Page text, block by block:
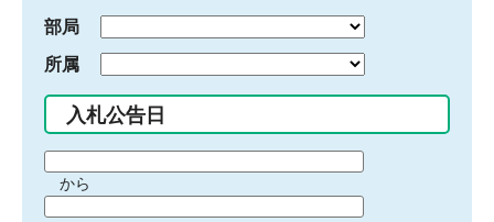
部局
所属
入札公告日
間から